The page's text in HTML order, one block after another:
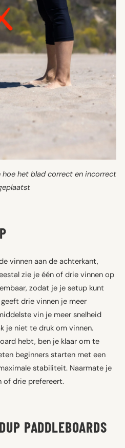
het blad correct en incorrect
vinnen aan de achterkant,
zie je één of drie vinnen op
zodat je je setup kunt
drie vinnen je meer
vin je meer snelheid
je niet te druk om vinnen.
hebt, ben je klaar om te
beginners starten met een
stabiliteit. Naarmate je
of drie prefereert.
PADDLEBOARDS